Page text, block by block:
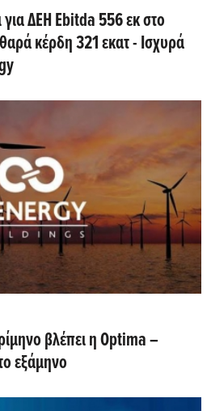
ΔΕΗ Εbitda 556 εκ στο
κέρδη 321 εκατ - Ισχυρά
βλέπει η Optima –
εξάμηνο